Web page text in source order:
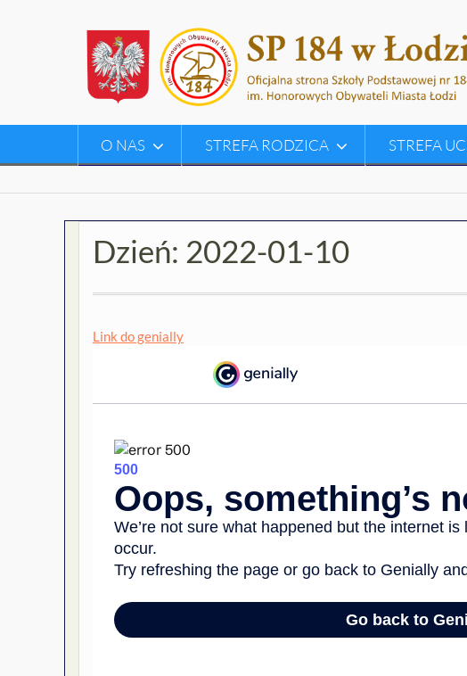
O NAS STREFA RODZICA STREFA
Dzień: 2022-01-10
Link do genially